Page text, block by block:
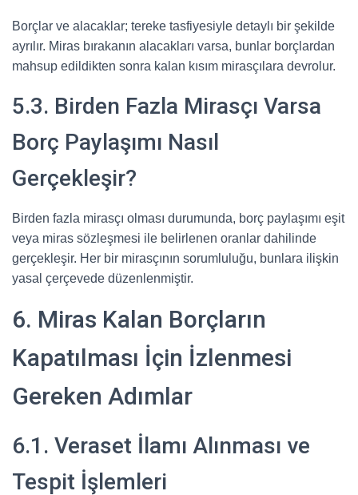
Borçlar ve alacaklar; tereke tasfiyesiyle detaylı bir şekilde
ayrılır. Miras bırakanın alacakları varsa, bunlar borçlardan
mahsup edildikten sonra kalan kısım mirasçılara devrolur.
5.3. Birden Fazla Mirasçı Varsa
Borç Paylaşımı Nasıl
Gerçekleşir?
Birden fazla mirasçı olması durumunda, borç paylaşımı eşit
veya miras sözleşmesi ile belirlenen oranlar dahilinde
gerçekleşir. Her bir mirasçının sorumluluğu, bunlara ilişkin
yasal çerçevede düzenlenmiştir.
6. Miras Kalan Borçların
Kapatılması İçin İzlenmesi
Gereken Adımlar
6.1. Veraset İlamı Alınması ve
Tespit İşlemleri